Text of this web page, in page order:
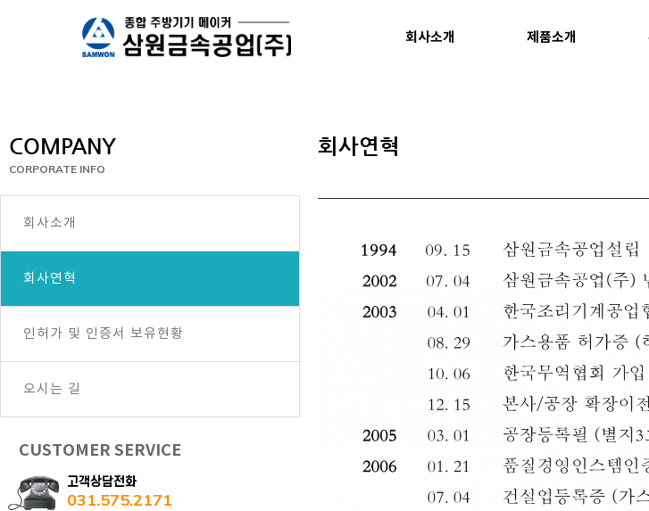
회사소개 제품소개
COMPANY
CORPORATE INFO
회사소개
회사연혁
인허가 및 인증서 보유현황
오시는 길
CUSTOMER SERVICE
고객상담전화
031.575.2171
회사연혁